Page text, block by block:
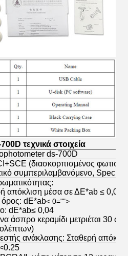
τεχνικά στοιχεία
ds-700D
(διασκορπισμένος
συμπεριλαμβανόμενο,
απόκλιση μέσα σε ΔE*ab ≤ 0,025
dE*ab< 0="">
dE*ab≤ 0,04
άσπρο κεραμίδι μετριέται 30
ανάκλασης: Σταθερή